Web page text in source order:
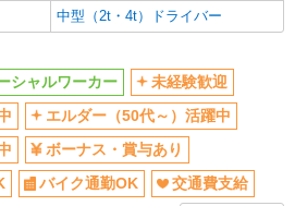
勤手当（2,320円/回） ◆居住支援特別手
円/月（週20h以上勤務の方）別途支給
都練馬区中村南3-24-12 JR中央線 阿佐ヶ
詳細を見る
中型（2t・4t）ドライバー
シャルワーカー
未経験歓迎
エルダー（50代～）活躍中
ボーナス・賞与あり
バイク通勤OK
交通費支給